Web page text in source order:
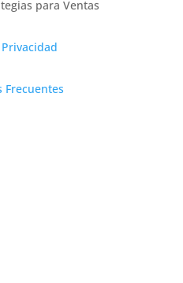
para Ventas
Frecuentes